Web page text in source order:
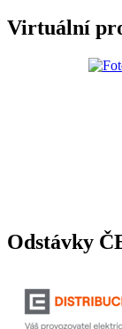
Virtuální
Odstávky